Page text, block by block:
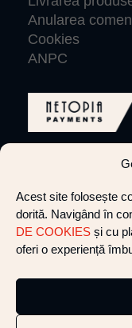
Acest site folosește
dorită. Navigând în
DE COOKIES și cu
oferi o experiență
Anularea
Cookies
ANPC
© VLIGHTCREW
+40